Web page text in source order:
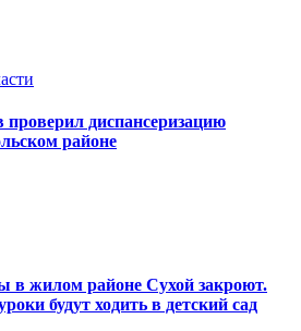
проверил диспансеризацию
районе
в жилом районе Сухой закроют.
будут ходить в детский сад